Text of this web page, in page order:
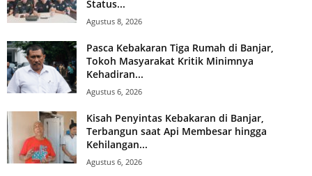
Status...
Agustus 8, 2026
Pasca Kebakaran Tiga Rumah di Banjar,
Tokoh Masyarakat Kritik Minimnya
Kehadiran...
Agustus 6, 2026
Kisah Penyintas Kebakaran di Banjar,
Terbangun saat Api Membesar hingga
Kehilangan...
Agustus 6, 2026